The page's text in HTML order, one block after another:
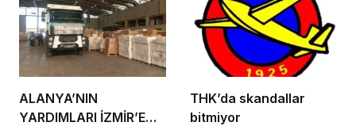
ALANYA’NIN
YARDIMLARI İZMİR’E
THK’da skandallar
bitmiyor